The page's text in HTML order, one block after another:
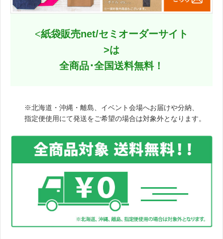
<紙袋販売net/セミオーダーサイト
>は
全商品･全国送料無料！
※北海道・沖縄・離島、イベント会場へお届けや分納、
指定便使用にて発送をご希望の場合は対象外となります。